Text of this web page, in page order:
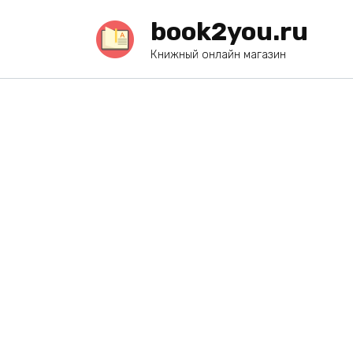
book2you.ru
Книжный онлайн магазин